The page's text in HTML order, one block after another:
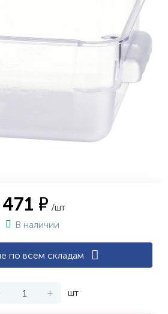
471 ₽ /шт
В наличии
по всем складам
+ шт